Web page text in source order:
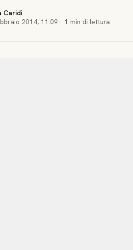
Caridi
2014, 11:09 · 1 min di lettura